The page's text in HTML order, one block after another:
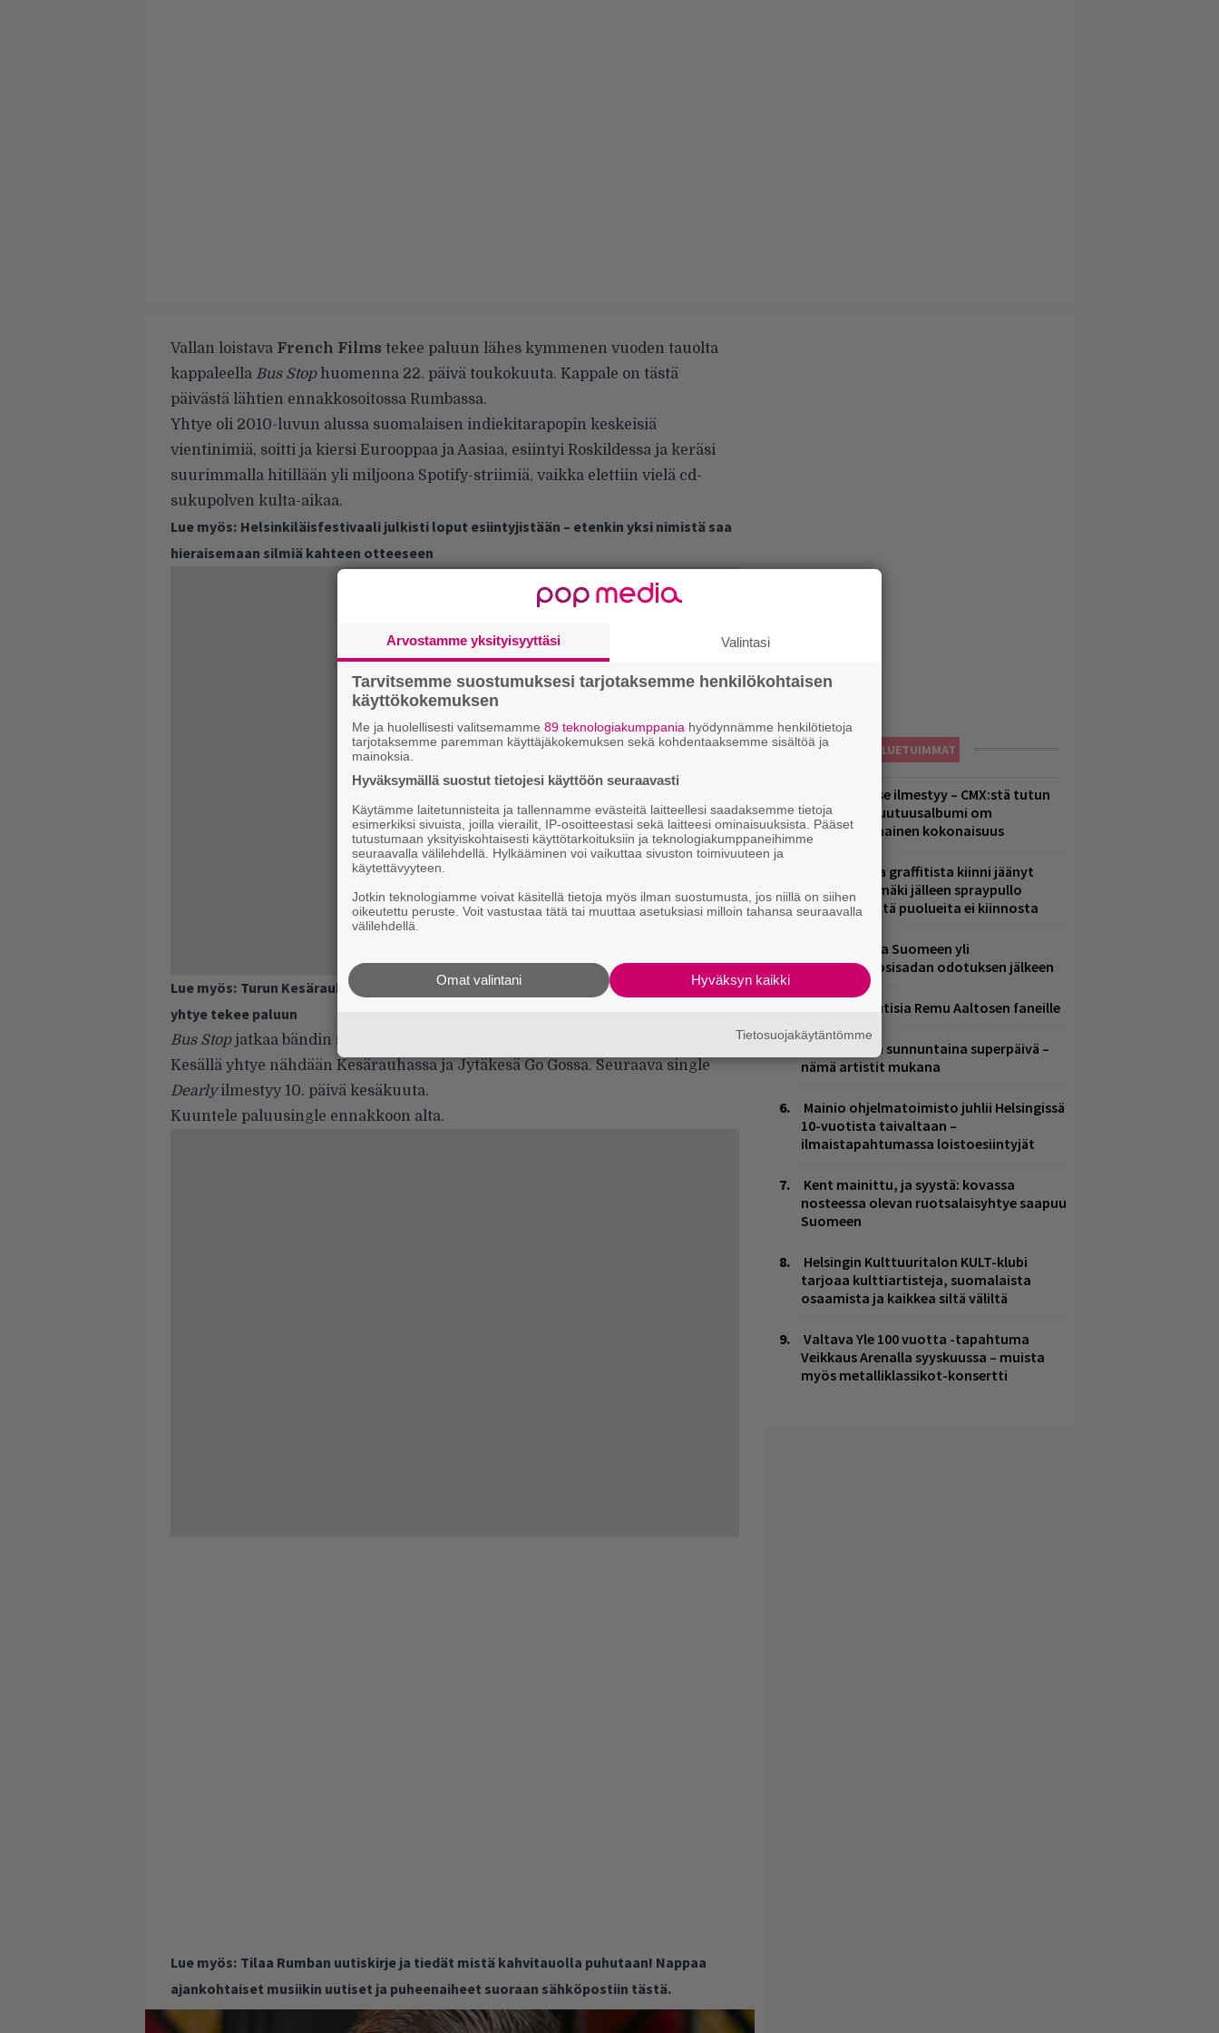
Vallan loistava French Films tekee paluun lähes kymmenen vuoden tauolta
kappaleella Bus Stophuomenna 22. päivä toukokuuta. Kappale on tästä
päivästä lähtien ennakkosoitossa Rumbassa.
Yhtye oli 2010-luvun alussa suomalaisen indiekitarapopin keskeisiä
vientinimiä, soitti ja kiersi Eurooppaa ja Aasiaa, esiintyi Roskildessa ja keräsi
suurimmalla hitillään yli miljoona Spotify-striimiä, vaikka elettiin vielä cd-
sukupolven kulta-aikaa.
Lue myös: Helsinkiläisfestivaali julkisti loput esiintyjistään – etenkin yksi nimistä saa
hieraisemaan silmiä kahteen otteeseen
Lue myös: Turun Kesärauha julkisti uusia esiintyjiä – loistava 2010-luvun kitarapop-
yhtye tekee paluun
Bus Stopjatkaa bändin surf rockin, new waven ja powerpopin yhdistelmää.
Kesällä yhtye nähdään Kesärauhassa ja Jytäkesä Go Gossa. Seuraava single
Dearlyilmestyy 10. päivä kesäkuuta.
Kuuntele paluusingle ennakkoon alta.
Lue myös: Tilaa Rumban uutiskirje ja tiedät mistä kahvitauolla puhutaan! Nappaa
ajankohtaiset musiikin uutiset ja puheenaiheet suoraan sähköpostiin tästä.
LUETUIMMAT
Huomenna se ilmestyy – CMX:stä tutun
A.W. Yrjänän uutuusalbumi om
mammuttimainen kokonaisuus
Laittomasta graffitista kiinni jäänyt
Paavo Arhinmäki jälleen spraypullo
kädessä – näitä puolueita ei kiinnosta
Weezer palaa Suomeen yli
neljännesvuosisadan odotuksen jälkeen
Mainioita uutisia Remu Aaltosen faneille
Tampereella sunnuntaina superpäivä –
nämä artistit mukana
Mainio ohjelmatoimisto juhlii Helsingissä
10-vuotista taivaltaan –
ilmaistapahtumassa loistoesiintyjät
Kent mainittu, ja syystä: kovassa
nosteessa olevan ruotsalaisyhtye saapuu
Suomeen
Helsingin Kulttuuritalon KULT-klubi
tarjoaa kulttiartisteja, suomalaista
osaamista ja kaikkea siltä väliltä
Valtava Yle 100 vuotta -tapahtuma
Veikkaus Arenalla syyskuussa – muista
myös metalliklassikot-konsertti
Arvostamme yksityisyyttäsi Valintasi
Tarvitsemme suostumuksesi tarjotaksemme henkilökohtaisen
käyttökokemuksen
Me ja huolellisesti valitsemamme 89 teknologiakumppania hyödynnämme henkilötietoja
tarjotaksemme paremman käyttäjäkokemuksen sekä kohdentaaksemme sisältöä ja
mainoksia.
Hyväksymällä suostut tietojesi käyttöön seuraavasti
Käytämme laitetunnisteita ja tallennamme evästeitä laitteellesi saadaksemme tietoja
esimerkiksi sivuista, joilla vierailit, IP-osoitteestasi sekä laitteesi ominaisuuksista. Pääset
tutustumaan yksityiskohtaisesti käyttötarkoituksiin ja teknologiakumppaneihimme
seuraavalla välilehdellä. Hylkääminen voi vaikuttaa sivuston toimivuuteen ja
käytettävyyteen.
Jotkin teknologiamme voivat käsitellä tietoja myös ilman suostumusta, jos niillä on siihen
oikeutettu peruste. Voit vastustaa tätä tai muuttaa asetuksiasi milloin tahansa seuraavalla
välilehdellä.
Hyväksyn kaikki
Omat valintani
Tietosuojakäytäntömme